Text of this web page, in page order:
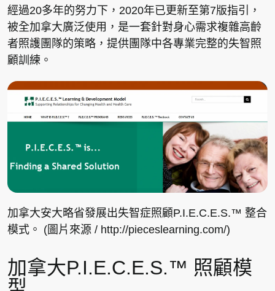
經過20多年的努力下，2020年已更新至第7版指引，
被全加拿大廣泛使用，是一套針對身心需求複雜高齡
者照護團隊的策略，提供團隊中各專業完整的失智照
顧訓練。
加拿大安大略省發展出失智症照顧P.I.E.C.E.S.™ 整合
模式。 (圖片來源 / http://pieceslearning.com/)
加拿大P.I.E.C.E.S.™ 照顧模